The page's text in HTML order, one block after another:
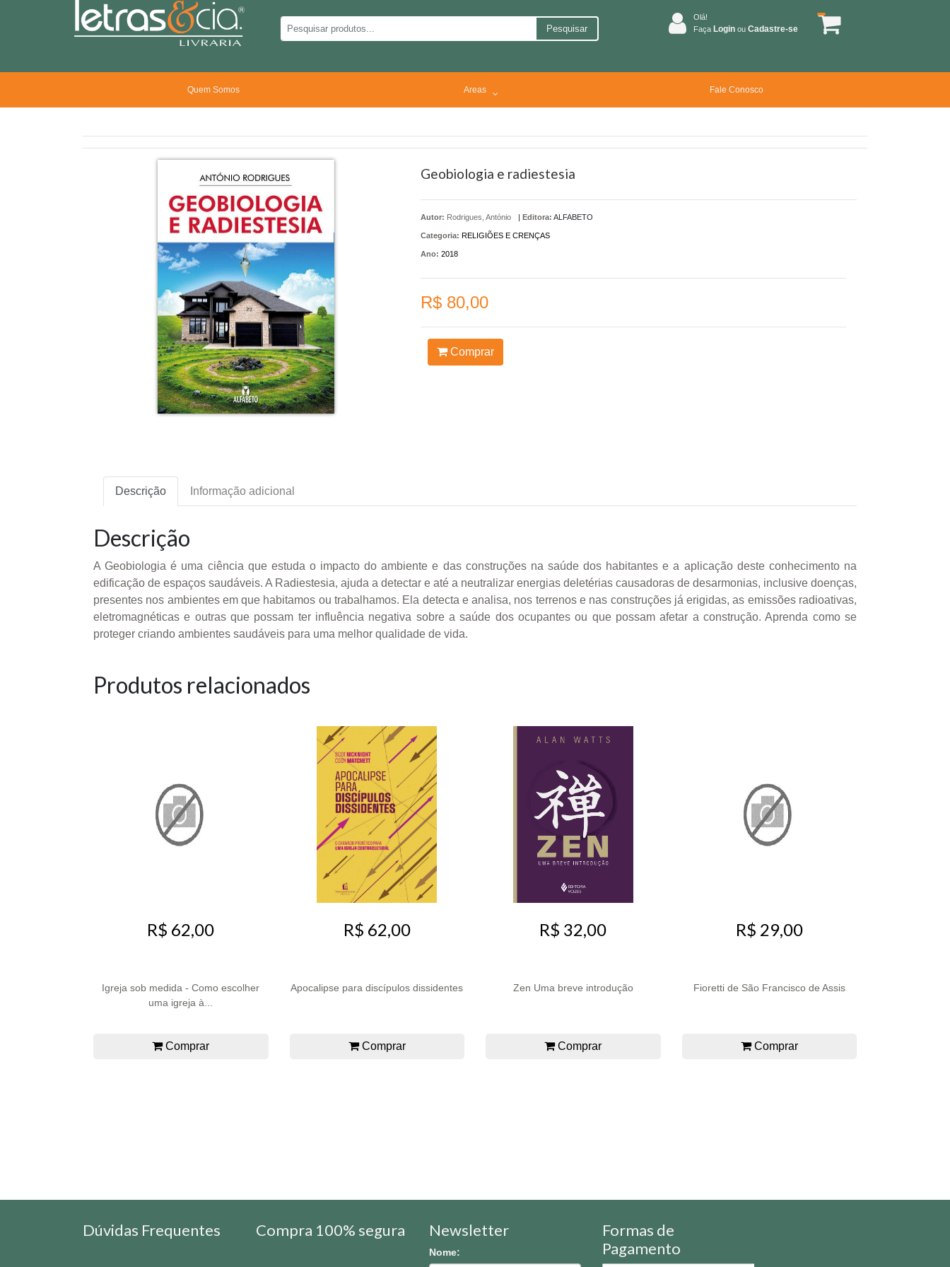
Pesquisar
Olá!
Faça Login ou Cadastre-se
Quem Somos Areas Fale Conosco
Geobiologia e radiestesia
Autor: Rodrigues, António | Editora: ALFABETO
Categoria: RELIGIÕES E CRENÇAS
Ano: 2018
R$ 80,00
Comprar
Descrição Informação adicional
Descrição
A Geobiologia é uma ciência que estuda o impacto do ambiente e das construções na saúde dos habitantes e a aplicação deste conhecimento na
edificação de espaços saudáveis. A Radiestesia, ajuda a detectar e até a neutralizar energias deletérias causadoras de desarmonias, inclusive doenças,
presentes nos ambientes em que habitamos ou trabalhamos. Ela detecta e analisa, nos terrenos e nas construções já erigidas, as emissões radioativas,
eletromagnéticas e outras que possam ter influência negativa sobre a saúde dos ocupantes ou que possam afetar a construção. Aprenda como se
proteger criando ambientes saudáveis para uma melhor qualidade de vida.
Produtos relacionados
R$ 62,00
Igreja sob medida - Como escolher
uma igreja à...
Comprar
R$ 62,00
Apocalipse para discípulos dissidentes
Comprar
R$ 32,00
Zen Uma breve introdução
Comprar
R$ 29,00
Fioretti de São Francisco de Assis
Comprar
Dúvidas Frequentes Compra 100% segura Newsletter
Nome:
Formas de
Pagamento